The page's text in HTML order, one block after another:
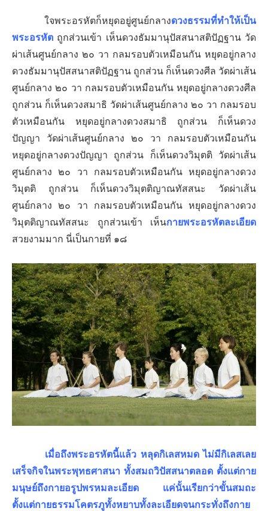
ใจพระอรหัตก็หยุดอยู่ศูนย์กลางดวงธรรมที่ทำให้เป็น
พระอรหัต ถูกส่วนเข้า เห็นดวงธัมมานุปัสสนาสติปัฏฐาน วัด
ผ่าเส้นศูนย์กลาง ๒๐ วา กลมรอบตัวเหมือนกัน หยุดอยู่กลาง
ดวงธัมมานุปัสสนาสติปัฏฐาน ถูกส่วน ก็เห็นดวงศีล วัดผ่าเส้น
ศูนย์กลาง ๒๐ วา กลมรอบตัวเหมือนกัน หยุดอยู่กลางดวงศีล
ถูกส่วน ก็เห็นดวงสมาธิ วัดผ่าเส้นศูนย์กลาง ๒๐ วา กลมรอบ
ตัวเหมือนกัน หยุดอยู่กลางดวงสมาธิ ถูกส่วน ก็เห็นดวง
ปัญญา วัดผ่าเส้นศูนย์กลาง ๒๐ วา กลมรอบตัวเหมือนกัน
หยุดอยู่กลางดวงปัญญา ถูกส่วน ก็เห็นดวงวิมุตติ วัดผ่าเส้น
ศูนย์กลาง ๒๐ วา กลมรอบตัวเหมือนกัน หยุดอยู่กลางดวง
วิมุตติ ถูกส่วน ก็เห็นดวงวิมุตติญาณทัสสนะ วัดผ่าเส้น
ศูนย์กลาง ๒๐ วา กลมรอบตัวเหมือนกัน หยุดอยู่กลางดวง
วิมุตติญาณทัสสนะ ถูกส่วนเข้า เห็นกายพระอรหัตละเอียด
สวยงามมาก นี่เป็นกายที่ ๑๘
เมื่อถึงพระอรหัตนี้แล้ว หลุดกิเลสหมด ไม่มีกิเลสเลย
เสร็จกิจในพระพุทธศาสนา ทั้งสมถวิปัสสนาตลอด ตั้งแต่กาย
มนุษย์ถึงกายอรูปพรหมละเอียด แค่นั้นเรียกว่าขั้นสมถะ
ตั้งแต่กายธรรมโคตรภูทั้งหยาบทั้งละเอียดจนกระทั่งถึงกาย